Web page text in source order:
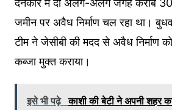
जमीन पर अवैध निर्माण चल रहा था।
टीम ने जेसीबी की मदद से अवैध निर्माण
कब्जा मुक्त कराया।
इसे भी पढ़े काशी की बेटी ने अपनी शहर